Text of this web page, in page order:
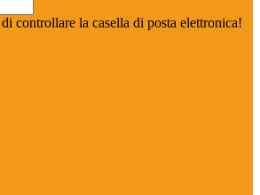
controllare la casella di posta elettronica!